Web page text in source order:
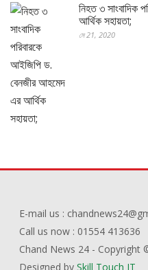
নিহত ৩ সাংবাদিক
আর্থিক সহায়তা;
মে 21, 2020
E-mail us :
Call us now : 01554 413636
Chand News 24 - Copyright
Designed bySkill Touch IT